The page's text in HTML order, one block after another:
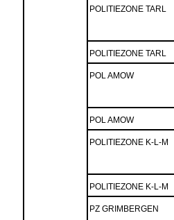
POLITIEZONE TARL
POLITIEZONE TARL
POL AMOW
POL AMOW
POLITIEZONE K-L-M
POLITIEZONE K-L-M
PZ GRIMBERGEN